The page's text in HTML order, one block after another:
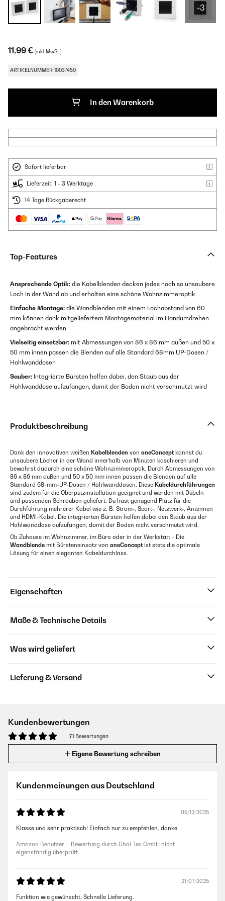
+3
11,99 € (inkl. MwSt.)
ARTIKELNUMMER: 10037450
In den Warenkorb
Sofort lieferbar
Lieferzeit: 1 - 3 Werktage
14 Tage Rückgaberecht
Top-Features
Ansprechende Optik: die Kabelblenden decken jedes noch so unsaubere
Loch in der Wand ab und erhalten eine schöne Wohnzimmeroptik
Einfache Montage: die Wandblenden mit einem Lochabstand von 60
mm können dank mitgeliefertem Montagematerial im Handumdrehen
angebracht werden
Vielseitig einsetzbar: mit Abmessungen von 86 x 86 mm außen und 50 x
50 mm innen passen die Blenden auf alle Standard 68mm UP-Dosen /
Hohlwanddosen
Sauber: Integrierte Bürsten helfen dabei, den Staub aus der
Hohlwanddose aufzufangen, damit der Boden nicht verschmutzt wird
Produktbeschreibung
Dank den innovativen weißen Kabelblenden von oneConceptkannst du
unsaubere Löcher in der Wand innerhalb von Minuten kaschieren und
bewahrst dadurch eine schöne Wohnzimmeroptik. Durch Abmessungen von
86 x 86 mm außen und 50 x 50 mm innen passen die Blenden auf alle
Standard 68-mm-UP-Dosen / Hohlwanddosen. Diese Kabeldurchführungen
sind zudem für die Oberputzinstallation geeignet und werden mit Dübeln
und passenden Schrauben geliefert. Du hast genügend Platz für die
Durchführung mehrerer Kabel wie z. B. Strom-, Scart-, Netzwerk-, Antennen
und HDMI-Kabel. Die integrierten Bürsten helfen dabei den Staub aus der
Hohlwanddose aufzufangen, damit der Boden nicht verschmutzt wird.
Ob Zuhause im Wohnzimmer, im Büro oder in der Werkstatt - Die
Wandblende mit Bürsteneinsatz von oneConceptist stets die optimale
Lösung für einen eleganten Kabeldurchlass.
Eigenschaften
Maße & Technische Details
Was wird geliefert
Lieferung & Versand
Kundenbewertungen
71 Bewertungen
Eigene Bewertung schreiben
Kundenmeinungen aus Deutschland
05/12/2025
Klasse und sehr praktisch! Einfach nur zu empfehlen, danke
Amazon Benutzer – Bewertung durch Chal-Tec GmbH nicht
eigenständig überprüft
21/07/2025
Funktion wie gewünscht. Schnelle Lieferung.